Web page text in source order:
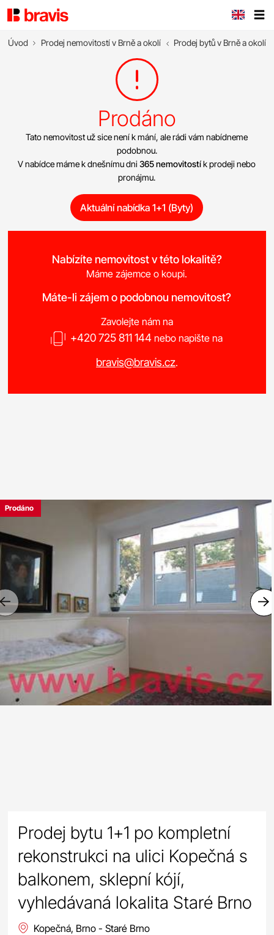
Úvod Prodej nemovitostí v Brně a okolí Prodej bytů v Brně a okolí
Prodáno
Tato nemovitost už sice není k mání, ale rádi vám nabídneme
podobnou.
V nabídce máme k dnešnímu dni365 nemovitostík prodeji nebo
pronájmu.
Aktuální nabídka 1+1 (Byty)
Nabízíte nemovitost v této lokalitě?
Máme zájemce o koupi.
Máte-li zájem o podobnou nemovitost?
Zavolejte nám na
+420 725 811 144 nebo napište na
bravis@bravis.cz.
Previous
Prodáno
Prodej bytu 1+1 po kompletní
rekonstrukci na ulici Kopečná s
balkonem, sklepní kójí,
vyhledávaná lokalita Staré Brno
Kopečná, Brno - Staré Brno